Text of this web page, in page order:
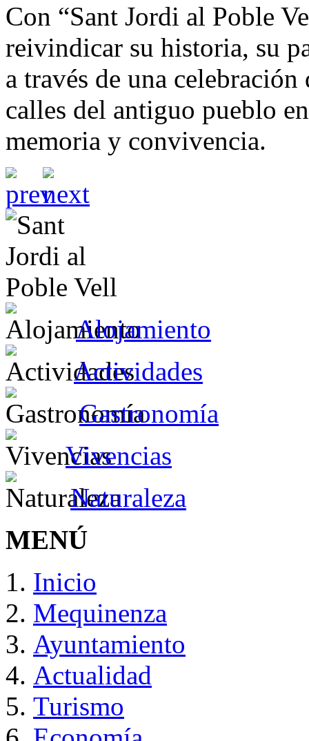
Con “Sant Jordi al Poble
reivindicar su historia, su
a través de una
calles del antiguo pueblo
memoria y convivencia.
Alojamiento
Actividades
Gastronomía
Vivencias
Naturaleza
MENÚ
Inicio
Mequinenza
Ayuntamiento
Actualidad
Turismo